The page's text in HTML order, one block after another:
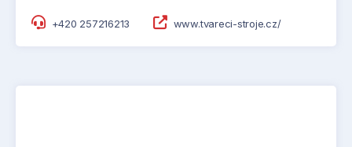
+420 257216213 www.tvareci-stroje.cz/